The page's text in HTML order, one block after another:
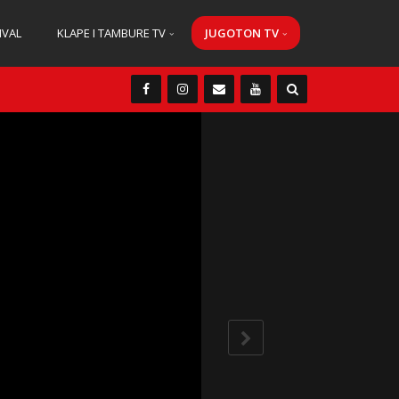
KLAPE I TAMBURE TV JUGOTON TV